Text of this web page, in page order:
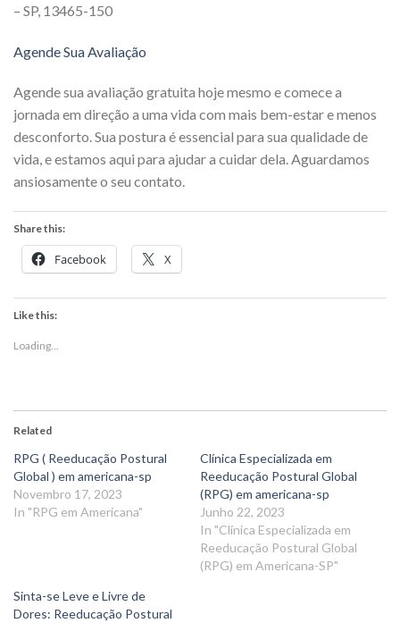
– SP, 13465-150
Agende Sua Avaliação
Agende sua avaliação gratuita hoje mesmo e comece a
jornada em direção a uma vida com mais bem-estar e menos
desconforto. Sua postura é essencial para sua qualidade de
vida, e estamos aqui para ajudar a cuidar dela. Aguardamos
ansiosamente o seu contato.
Share this:
Facebook X
Like this:
Loading...
Related
RPG ( Reeducação Postural
Global ) em americana-sp
Novembro 17, 2023
In "RPG em Americana"
Clínica Especializada em
Reeducação Postural Global
(RPG) em americana-sp
Junho 22, 2023
In "Clínica Especializada em
Reeducação Postural Global
(RPG) em Americana-SP"
Sinta-se Leve e Livre de
Dores: Reeducação Postural